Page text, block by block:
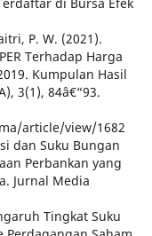
P. W. (2021).
Terhadap Harga
Kumpulan Hasil
3(1), 84â€“93.
article/view/1682
dan Suku Bungan
Perbankan yang
Jurnal Media
Tingkat Suku